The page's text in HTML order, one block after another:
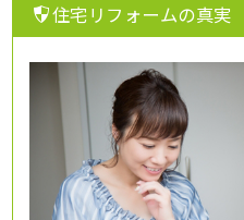
住宅リフォームの真実